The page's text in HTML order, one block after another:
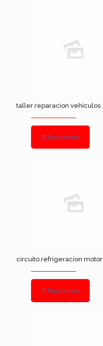
taller reparacion vehiculos
Read more
circuito refrigeracion motor
Read more